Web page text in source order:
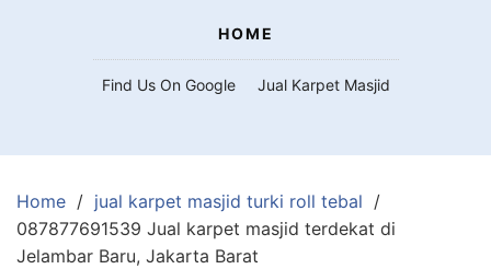
HOME
Find Us On Google Jual Karpet Masjid
Home
jual karpet masjid turki roll tebal
087877691539 Jual karpet masjid terdekat di
Jelambar Baru, Jakarta Barat